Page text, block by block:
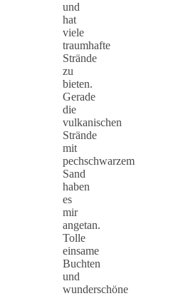
und
hat
viele
traumhafte
Strände
zu
bieten.
Gerade
die
vulkanischen
Strände
mit
pechschwarzem
Sand
haben
es
mir
angetan.
Tolle
einsame
Buchten
und
wunderschöne